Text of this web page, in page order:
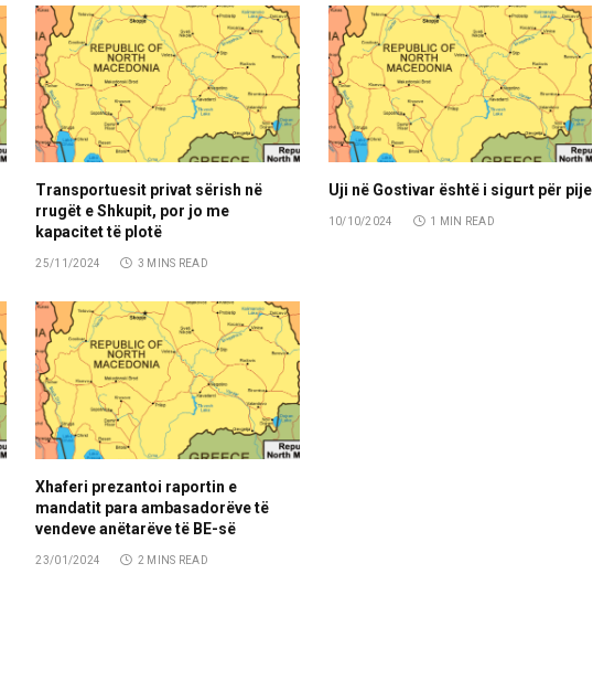
Transportuesit privat sërish në
rrugët e Shkupit, por jo me
kapacitet të plotë
25/11/2024 3 MINS READ
Uji në Gostivar është i sigurt për pije
10/10/2024 1 MIN READ
Xhaferi prezantoi raportin e
mandatit para ambasadorëve të
vendeve anëtarëve të BE-së
23/01/2024 2 MINS READ